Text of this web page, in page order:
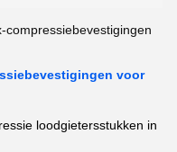
compressiebevestigingen
voor
loodgietersstukken in